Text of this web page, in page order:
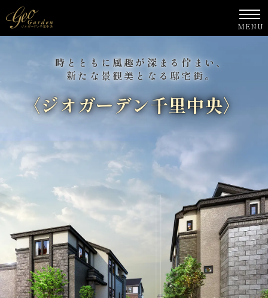
〈ジオガーデン千里中央〉誕生
静かなる高台の邸宅。
時とともに風趣が深まる佇まい、
新たな景観美となる邸宅街。
〈ジオガーデン千里中央〉